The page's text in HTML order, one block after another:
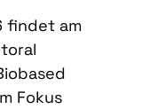
findet am
Fokus